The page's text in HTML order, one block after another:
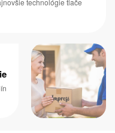
technológie tlače